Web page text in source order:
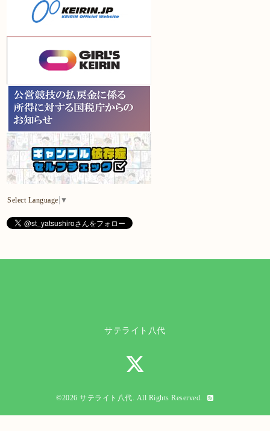
Select Language ▼
サテライト八代
©2026サテライト八代. All Rights Reserved.